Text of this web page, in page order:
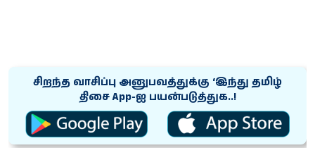
சிறந்த வாசிப்பு அனுபவத்துக்கு ‘இந்து தமிழ்
திசை App-ஐ பயன்படுத்துக..!